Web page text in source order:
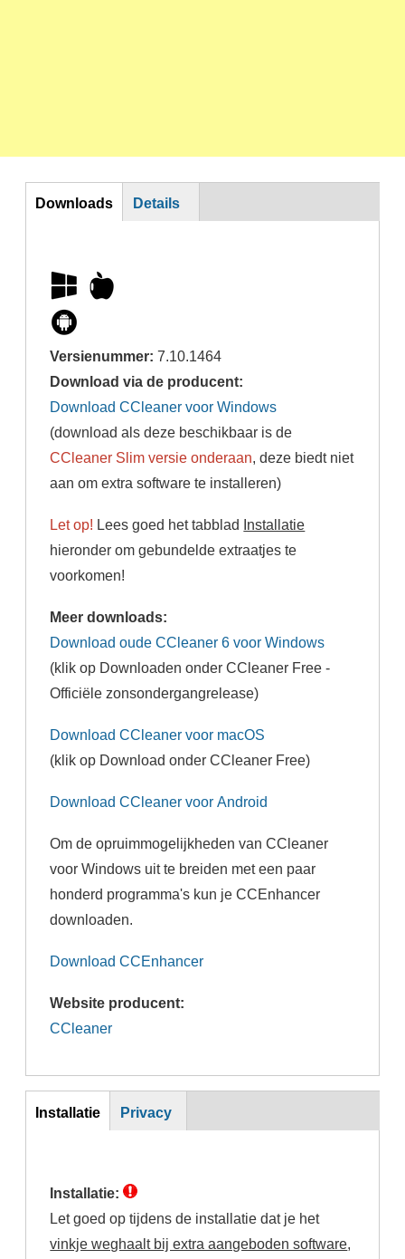
DL
Downloads Details
Versienummer:7.10.1464
Download via de producent:
Download CCleaner voor Windows
(download als deze beschikbaar is de
CCleaner Slim versie onderaan, deze biedt niet
aan om extra software te installeren)
Let op! Lees goed het tabblad Installatie
hieronder om gebundelde extraatjes te
voorkomen!
Meer downloads:
Download oude CCleaner 6 voor Windows
(klik op Downloaden onder CCleaner Free -
Officiële zonsondergangrelease)
Download CCleaner voor macOS
(klik op Download onder CCleaner Free)
Download CCleaner voor Android
Om de opruimmogelijkheden van CCleaner
voor Windows uit te breiden met een paar
honderd programma's kun je CCEnhancer
downloaden.
Download CCEnhancer
Website producent:
CCleaner
Inst
Installatie
Privacy
Installatie:
Let goed op tijdens de installatie dat je het
vinkje weghaalt bij extra aangeboden software